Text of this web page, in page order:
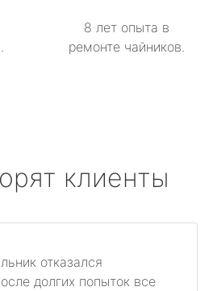
8 лет опыта в
ремонте чайников.
клиенты
отказался
долгих попыток все